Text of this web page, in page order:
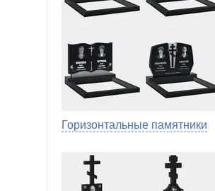
Горизонтальные памятники